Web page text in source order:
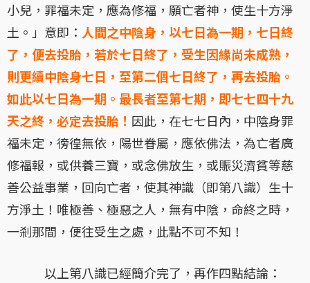
小兒，罪福未定，應為修福，願亡者神，使生十方淨
土。」意即： 人間之中陰身，以七日為一期，七日終
了，便去投胎，若於七日終了，受生因緣尚未成熟，
則更續中陰身七日，至第二個七日終了，再去投胎。
如此以七日為一期。最長者至第七期，即七七四十九
天之終，必定去投胎！ 因此，在七七日內，中陰身罪
福未定，徬徨無依，陽世眷屬，應依佛法，為亡者廣
修福報，或供養三寶，或念佛放生，或賑災濟貧等慈
善公益事業，回向亡者，使其神識（即第八識）生十
方淨土！唯極善、極惡之人，無有中陰，命終之時，
一剎那間，便往受生之處，此點不可不知！
以上第八識已經簡介完了，再作四點結論：